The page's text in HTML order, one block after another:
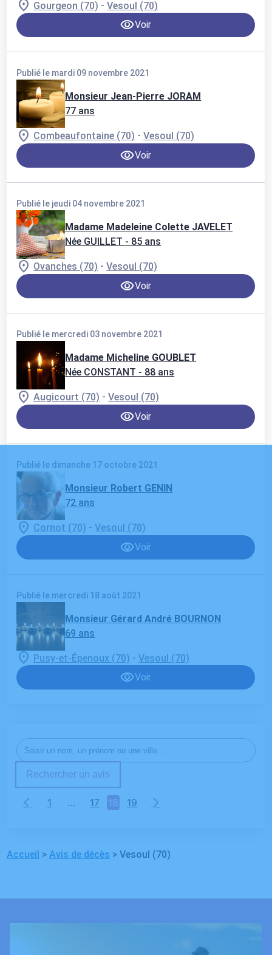
Gourgeon (70) -Vesoul (70)
Voir
Publié le mardi 09 novembre 2021
Monsieur Jean-Pierre JORAM
77 ans
Combeaufontaine (70) -Vesoul (70)
Voir
Publié le jeudi 04 novembre 2021
Madame Madeleine Colette JAVELET
Née GUILLET - 85 ans
Ovanches (70) -Vesoul (70)
Voir
Publié le mercredi 03 novembre 2021
Madame Micheline GOUBLET
Née CONSTANT - 88 ans
Augicourt (70) -Vesoul (70)
Voir
Publié le dimanche 17 octobre 2021
Monsieur Robert GENIN
72 ans
Cornot (70) -Vesoul (70)
Voir
Publié le mercredi 18 août 2021
Monsieur Gérard André BOURNON
69 ans
Pusy-et-Épenoux (70) -Vesoul (70)
Voir
Rechercher un avis
1 … 17 18 19
Accueil >Avis de décès >Vesoul (70)